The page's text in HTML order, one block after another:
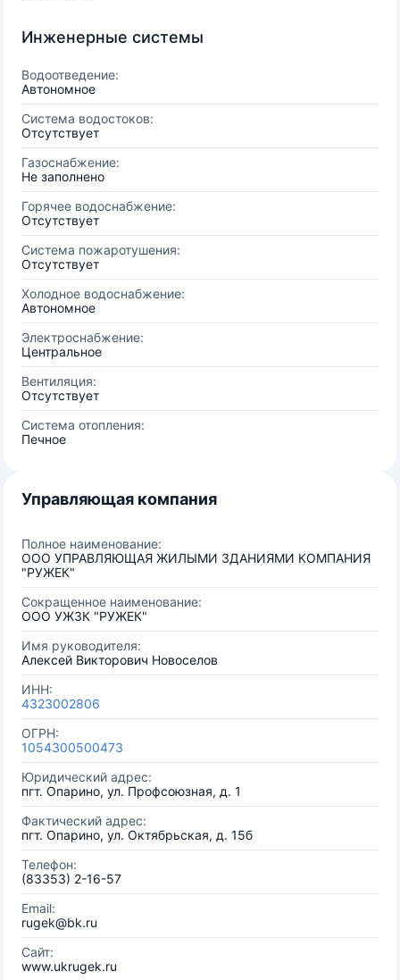
Инженерные системы
Водоотведение:
Автономное
Система водостоков:
Отсутствует
Газоснабжение:
Не заполнено
Горячее водоснабжение:
Отсутствует
Система пожаротушения:
Отсутствует
Холодное водоснабжение:
Автономное
Электроснабжение:
Центральное
Вентиляция:
Отсутствует
Система отопления:
Печное
Управляющая компания
Полное наименование:
ООО УПРАВЛЯЮЩАЯ ЖИЛЫМИ ЗДАНИЯМИ КОМПАНИЯ
"РУЖЕК"
Сокращенное наименование:
ООО УЖЗК "РУЖЕК"
Имя руководителя:
Алексей Викторович Новоселов
ИНН:
4323002806
ОГРН:
1054300500473
Юридический адрес:
пгт. Опарино, ул. Профсоюзная, д. 1
Фактический адрес:
пгт. Опарино, ул. Октябрьская, д. 15б
Телефон:
(83353) 2-16-57
Email:
rugek@bk.ru
Сайт:
www.ukrugek.ru